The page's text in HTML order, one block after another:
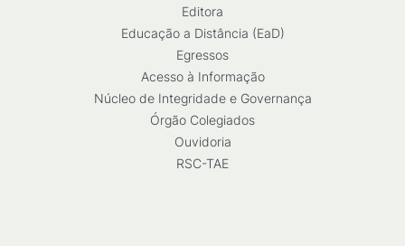
Editora
Educação a Distância (EaD)
Egressos
Acesso à Informação
Núcleo de Integridade e Governança
Órgão Colegiados
Ouvidoria
RSC-TAE